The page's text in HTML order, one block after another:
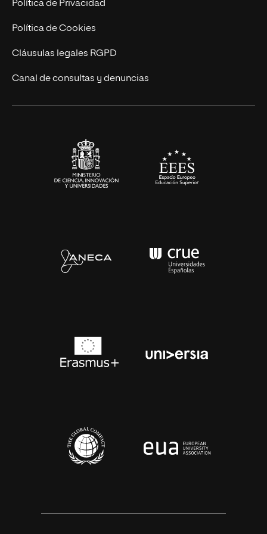
Cursos Universitarios
Actualidad
UNIR Revista
Eventos
Política de Privacidad
Política de Cookies
Cláusulas legales RGPD
Canal de consultas y denuncias